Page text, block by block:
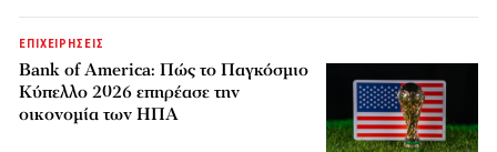
ΕΠΙΧΕΙΡΗΣΕΙΣ
Bank of America: Πώς το Παγκόσμιο
Κύπελλο 2026 επηρέασε την
οικονομία των ΗΠΑ